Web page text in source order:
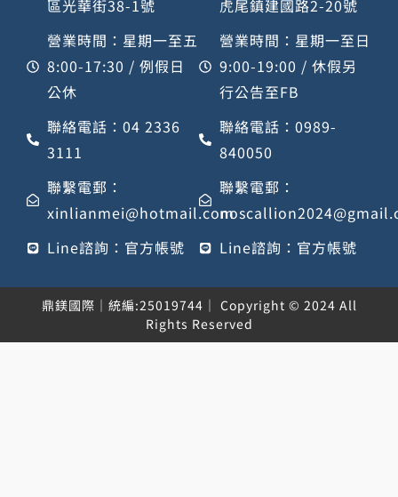
區光華街38-1號
營業時間：星期一至五
8:00-17:30 / 例假日
公休
聯絡電話：04 2336
3111
聯繫電郵：
xinlianmei@hotmail.com
Line諮詢：官方帳號
虎尾鎮建國路2-20號
營業時間：星期一至日
9:00-19:00 / 休假另
行公告至FB
聯絡電話：0989-
840050
聯繫電郵：
Line諮詢：官方帳號
鼎鎂國際｜統編:25019744｜ Copyright © 2024 All
Rights Reserved